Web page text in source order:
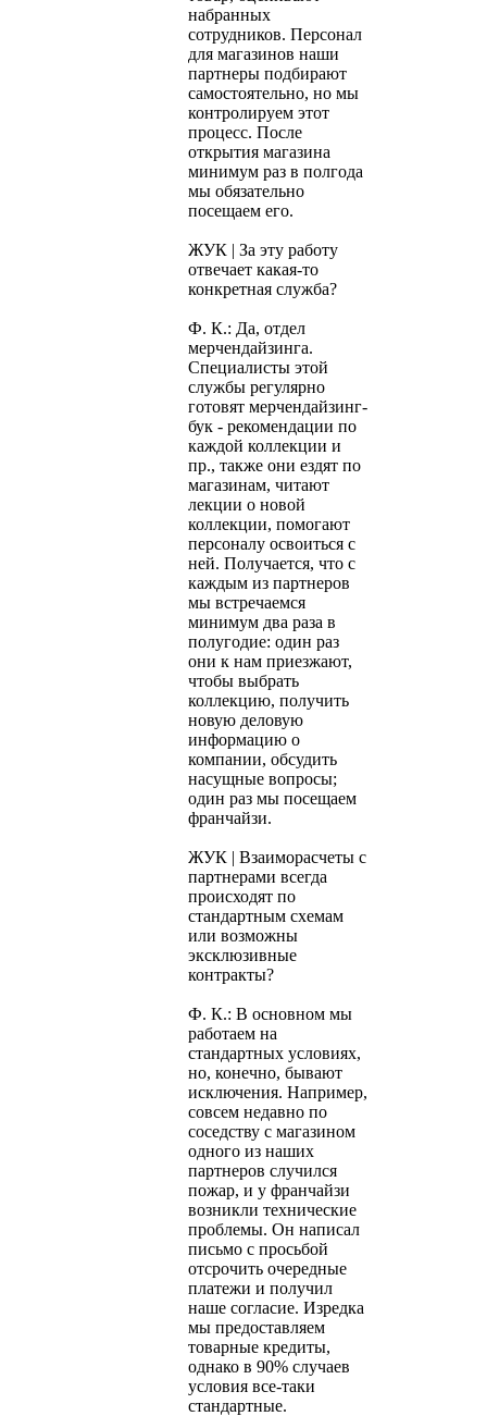
набранных
сотрудников. Персонал
для магазинов наши
партнеры подбирают
самостоятельно, но мы
контролируем этот
процесс. После
открытия магазина
минимум раз в полгода
мы обязательно
посещаем его.
ЖУК | За эту работу
отвечает какая-то
конкретная служба?
Ф. К.: Да, отдел
мерчендайзинга.
Специалисты этой
службы регулярно
готовят мерчендайзинг-
бук - рекомендации по
каждой коллекции и
пр., также они ездят по
магазинам, читают
лекции о новой
коллекции, помогают
персоналу освоиться с
ней. Получается, что с
каждым из партнеров
мы встречаемся
минимум два раза в
полугодие: один раз
они к нам приезжают,
чтобы выбрать
коллекцию, получить
новую деловую
информацию о
компании, обсудить
насущные вопросы;
один раз мы посещаем
франчайзи.
ЖУК | Взаиморасчеты с
партнерами всегда
происходят по
стандартным схемам
или возможны
эксклюзивные
контракты?
Ф. К.: В основном мы
работаем на
стандартных условиях,
но, конечно, бывают
исключения. Например,
совсем недавно по
соседству с магазином
одного из наших
партнеров случился
пожар, и у франчайзи
возникли технические
проблемы. Он написал
письмо с просьбой
отсрочить очередные
платежи и получил
наше согласие. Изредка
мы предоставляем
товарные кредиты,
однако в 90% случаев
условия все-таки
стандартные.